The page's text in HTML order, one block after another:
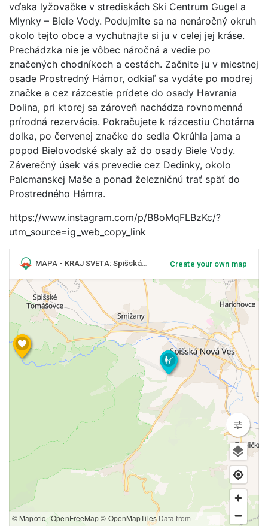
vďaka lyžovačke v strediskách Ski Centrum Gugel a
Mlynky – Biele Vody. Podujmite sa na nenáročný okruh
okolo tejto obce a vychutnajte si ju v celej jej kráse.
Prechádzka nie je vôbec náročná a vedie po
značených chodníkoch a cestách. Začnite ju v miestnej
osade Prostredný Hámor, odkiaľ sa vydáte po modrej
značke a cez rázcestie prídete do osady Havrania
Dolina, pri ktorej sa zároveň nachádza rovnomenná
prírodná rezervácia. Pokračujete k rázcestiu Chotárna
dolka, po červenej značke do sedla Okrúhla jama a
popod Bielovodské skaly až do osady Biele Vody.
Záverečný úsek vás prevedie cez Dedinky, okolo
Palcmanskej Maše a ponad železničnú trať späť do
Prostredného Hámra.
https://www.instagram.com/p/B8oMqFLBzKc/?
utm_source=ig_web_copy_link